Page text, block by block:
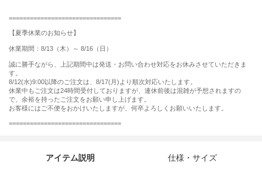
================================
【夏季休業のお知らせ】
休業期間：8/13（木）～ 8/16（日）
誠に勝手ながら、上記期間中は発送・お問い合わせ対応をお休みさせていただきま
す。
8/12(水)9:00以降のご注文は、8/17(月)より順次対応いたします。
休業中もご注文は24時間受付しておりますが、連休前後は混雑が予想されますの
で、余裕を持ったご注文をお願い申し上げます。
お客様にはご不便をおかけいたしますが、何卒よろしくお願いいたします。
================================
アイテム説明 仕様・サイズ